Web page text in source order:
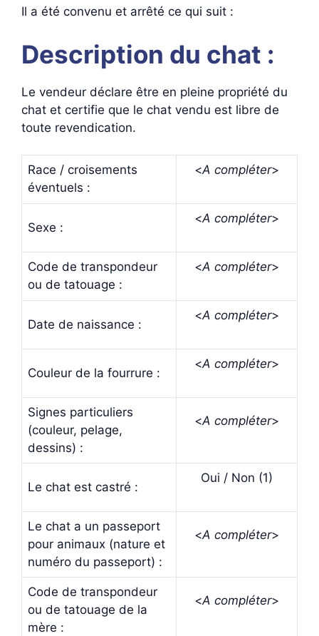
Il a été convenu et arrêté ce qui suit :
Description du chat :
Le vendeur déclare être en pleine propriété du
chat et certifie que le chat vendu est libre de
toute revendication.
Race / croisements
éventuels :
<A compléter>
Sexe :
<A compléter>
Code de transpondeur
ou de tatouage :
<A compléter>
Date de naissance :
<A compléter>
Couleur de la fourrure :
<A compléter>
Signes particuliers
(couleur, pelage,
dessins) :
<A compléter>
Le chat est castré :
Oui / Non (1)
Le chat a un passeport
pour animaux (nature et
numéro du passeport) :
<A compléter>
Code de transpondeur
ou de tatouage de la
mère :
<A compléter>